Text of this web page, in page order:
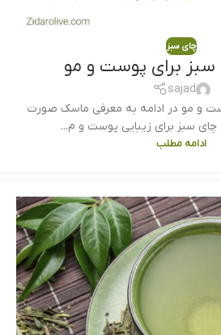
چای سبز
برای پوست و مو
sajad
و مو در ادامه به معرفی ماسک صورت
سبز برای زیبایی پوست و م...
ادامه مطلب